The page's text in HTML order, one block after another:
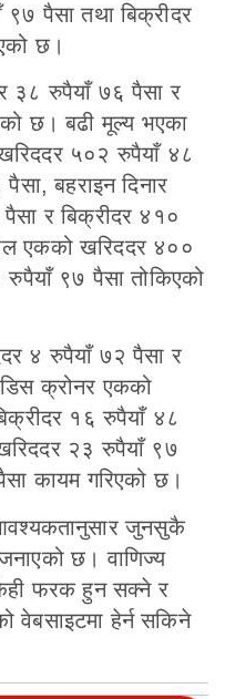
पैसा तथा बिक्रीदर
छ।
३८ रुपैयाँ ७६ पैसा र
छ। बढी मूल्य भएका
५०२ रुपैयाँ ४८
बहराइन दिनार
र बिक्रीदर ४१०
एकको खरिददर ४००
९७ पैसा तोकिएको
४ रुपैयाँ ७२ पैसा र
क्रोनर एकको
१६ रुपैयाँ ४८
२३ रुपैयाँ ९७
कायम गरिएको छ।
जुनसुकै
छ। वाणिज्य
फरक हुन सक्ने र
वेबसाइटमा हेर्न सकिने